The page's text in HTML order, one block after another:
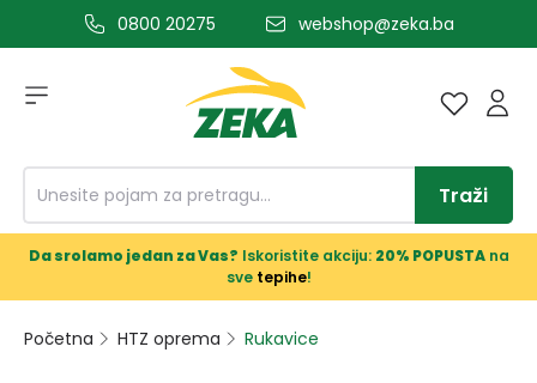
glavni sadržaj0800 20275 webshop@zeka.ba
Traži
Da srolamo jedan za Vas? Iskoristite akciju: 20% POPUSTAna
sve tepihe!
Početna HTZ oprema Rukavice